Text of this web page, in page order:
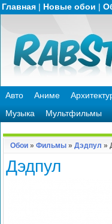
Главная | Новые обои |
Авто Аниме
Музыка
Мультфильмы
Обои » Фильмы » Дэдпул »
Дэдпул